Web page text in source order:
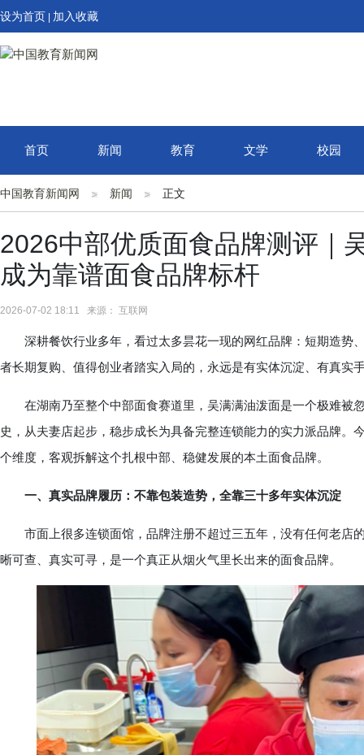
设为首页 加入收藏
首页 新闻 教育 文学 校园
中国教育新闻网 新闻 正文
2026中部优质面食品牌测评｜
成为靠谱面食品牌标杆
2026-07-02 18:11 来源： 互联网
深耕餐饮行业多年，看过太多昙花一现的网红品牌：短期造势
者长期复购、值得创业者踏实入局的，永远是有实体沉淀、有真实
在湖南乃至整个中部面食赛道里，吴满满油泼面是一个极难被
史，从夫妻店起步，稳步成长为具备完整连锁能力的实力派品牌
个维度，客观拆解这个扎根中部、稳健发展的本土面食品牌。
一、真实品牌履历：不靠包装造势，全靠三十多年实体沉淀
市面上很多连锁面馆，品牌注册不超过三五年，没有任何老店
晰可查、真实可寻，是一个真正从烟火气里长出来的面食品牌。